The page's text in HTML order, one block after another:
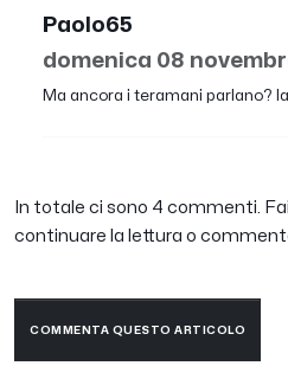
Paolo65
domenica 08
Ma ancora i teramani parlano?
In totale ci sono 4 commenti.
continuare la lettura o
COMMENTA QUESTO ARTICOLO